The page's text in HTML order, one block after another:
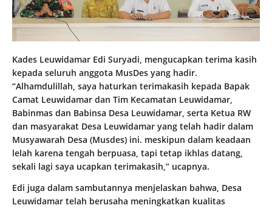
Kades Leuwidamar Edi Suryadi, mengucapkan terima kasih
kepada seluruh anggota MusDes yang hadir.
“Alhamdulillah, saya haturkan terimakasih kepada Bapak
Camat Leuwidamar dan Tim Kecamatan Leuwidamar,
Babinmas dan Babinsa Desa Leuwidamar, serta Ketua RW
dan masyarakat Desa Leuwidamar yang telah hadir dalam
Musyawarah Desa (Musdes) ini. meskipun dalam keadaan
lelah karena tengah berpuasa, tapi tetap ikhlas datang,
sekali lagi saya ucapkan terimakasih,” ucapnya.
Edi juga dalam sambutannya menjelaskan bahwa, Desa
Leuwidamar telah berusaha meningkatkan kualitas